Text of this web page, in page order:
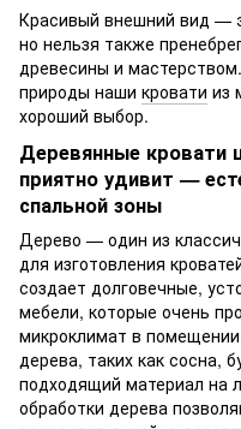
Красивый внешний вид —
но нельзя также
древесины и
природы наши кровати из
хороший выбор.
Деревянные кровати
приятно удивит —
спальной зоны
Дерево — один из
для изготовления
создает долговечные,
мебели, которые очень
микроклимат в
дерева, таких как сосна,
подходящий материал на
обработки дерева